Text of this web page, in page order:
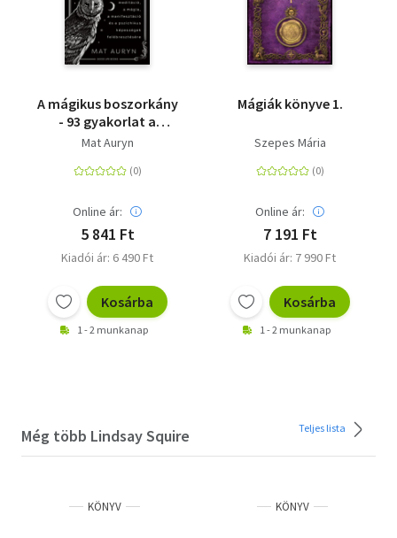
A mágikus boszorkány
- 93 gyakorlat a
meditáció, mágia,
pszichikus képességek
Mat Auryn
Online ár:
5 841 Ft
Kiadói ár: 6 490 Ft
Kosárba
1 - 2 munkanap
Mágiák könyve 1.
Szepes Mária
Online ár:
7 191 Ft
Kiadói ár: 7 990 Ft
Kosárba
1 - 2 munkanap
Még több Lindsay Squire Teljes lista
KÖNYV KÖNYV